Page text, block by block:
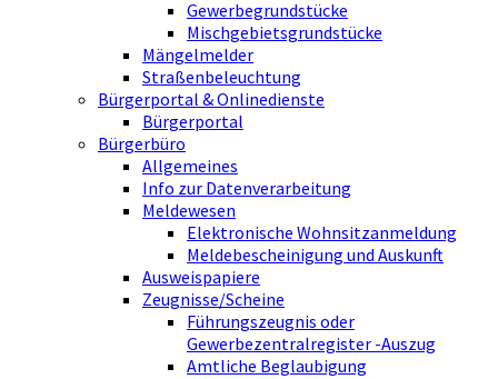
Gewerbegrundstücke
Mischgebietsgrundstücke
Mängelmelder
Straßenbeleuchtung
Bürgerportal & Onlinedienste
Bürgerportal
Bürgerbüro
Allgemeines
Info zur Datenverarbeitung
Meldewesen
Elektronische Wohnsitzanmeldung
Meldebescheinigung und Auskunft
Ausweispapiere
Zeugnisse/Scheine
Führungszeugnis oder
Gewerbezentralregister -Auszug
Amtliche Beglaubigung